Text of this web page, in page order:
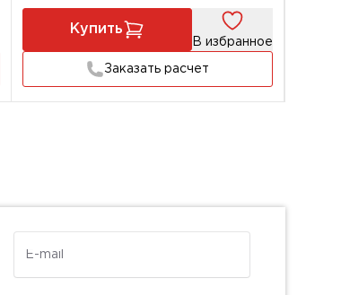
Купить
В избранное
Заказать расчет